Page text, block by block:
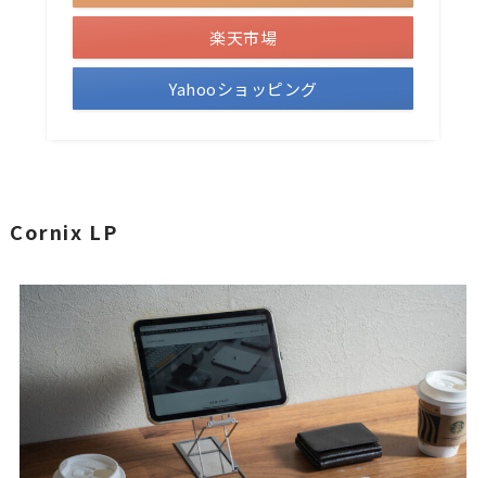
楽天市場
Yahooショッピング
Cornix LP